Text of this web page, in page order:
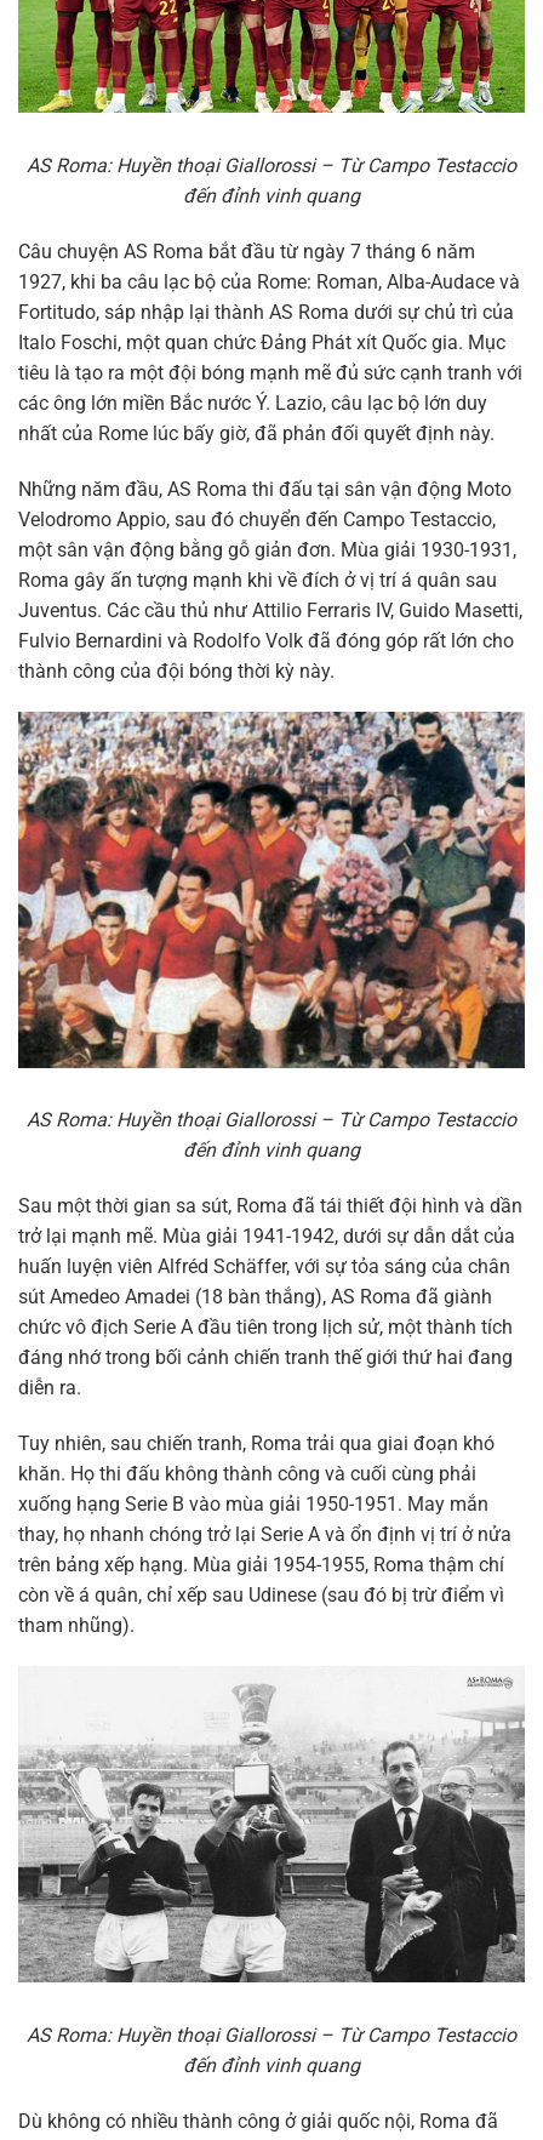
AS Roma: Huyền thoại Giallorossi – Từ Campo Testaccio
đến đỉnh vinh quang
Câu chuyện AS Roma bắt đầu từ ngày 7 tháng 6 năm
1927, khi ba câu lạc bộ của Rome: Roman, Alba-Audace và
Fortitudo, sáp nhập lại thành AS Roma dưới sự chủ trì của
Italo Foschi, một quan chức Đảng Phát xít Quốc gia. Mục
tiêu là tạo ra một đội bóng mạnh mẽ đủ sức cạnh tranh với
các ông lớn miền Bắc nước Ý. Lazio, câu lạc bộ lớn duy
nhất của Rome lúc bấy giờ, đã phản đối quyết định này.
Những năm đầu, AS Roma thi đấu tại sân vận động Moto
Velodromo Appio, sau đó chuyển đến Campo Testaccio,
một sân vận động bằng gỗ giản đơn. Mùa giải 1930-1931,
Roma gây ấn tượng mạnh khi về đích ở vị trí á quân sau
Juventus. Các cầu thủ như Attilio Ferraris IV, Guido Masetti,
Fulvio Bernardini và Rodolfo Volk đã đóng góp rất lớn cho
thành công của đội bóng thời kỳ này.
AS Roma: Huyền thoại Giallorossi – Từ Campo Testaccio
đến đỉnh vinh quang
Sau một thời gian sa sút, Roma đã tái thiết đội hình và dần
trở lại mạnh mẽ. Mùa giải 1941-1942, dưới sự dẫn dắt của
huấn luyện viên Alfréd Schäffer, với sự tỏa sáng của chân
sút Amedeo Amadei (18 bàn thắng), AS Roma đã giành
chức vô địch Serie A đầu tiên trong lịch sử, một thành tích
đáng nhớ trong bối cảnh chiến tranh thế giới thứ hai đang
diễn ra.
Tuy nhiên, sau chiến tranh, Roma trải qua giai đoạn khó
khăn. Họ thi đấu không thành công và cuối cùng phải
xuống hạng Serie B vào mùa giải 1950-1951. May mắn
thay, họ nhanh chóng trở lại Serie A và ổn định vị trí ở nửa
trên bảng xếp hạng. Mùa giải 1954-1955, Roma thậm chí
còn về á quân, chỉ xếp sau Udinese (sau đó bị trừ điểm vì
tham nhũng).
AS Roma: Huyền thoại Giallorossi – Từ Campo Testaccio
đến đỉnh vinh quang
Dù không có nhiều thành công ở giải quốc nội, Roma đã